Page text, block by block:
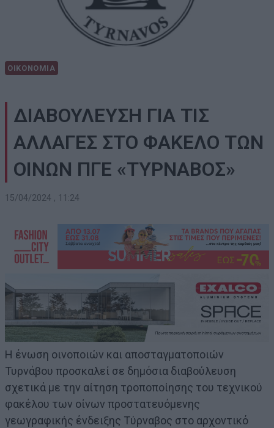
ΟΙΚΟΝΟΜΙΑ
ΔΙΑΒΟΥΛΕΥΣΗ ΓΙΑ ΤΙΣ
ΑΛΛΑΓΕΣ ΣΤΟ ΦΑΚΕΛΟ ΤΩΝ
ΟΙΝΩΝ ΠΓΕ «ΤΥΡΝΑΒΟΣ»
15/04/2024 , 11:24
Η ένωση οινοποιών και αποσταγματοποιών
Τυρνάβου προσκαλεί σε δημόσια διαβούλευση
σχετικά με την αίτηση τροποποίησης του τεχνικού
φακέλου των οίνων προστατευόμενης
γεωγραφικής ένδειξης Τύρναβος στο αρχοντικό